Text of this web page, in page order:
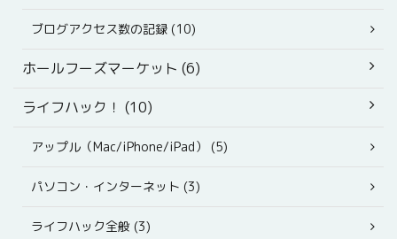
ブログアクセス数の記録 (10)
ホールフーズマーケット (6)
ライフハック！ (10)
アップル（Mac/iPhone/iPad） (5)
パソコン・インターネット (3)
ライフハック全般 (3)